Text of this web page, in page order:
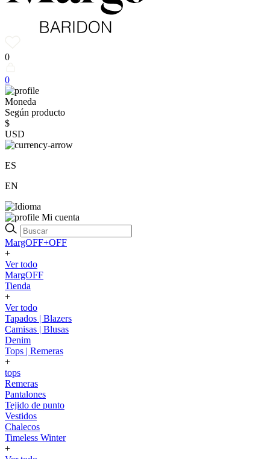
0
0
Moneda
Según producto
$
USD
ES
EN
Mi cuenta
MargOFF+OFF
+
Ver todo
MargOFF
Tienda
+
Ver todo
Tapados | Blazers
Camisas | Blusas
Denim
Tops | Remeras
+
tops
Remeras
Pantalones
Tejido de punto
Vestidos
Chalecos
Timeless Winter
+